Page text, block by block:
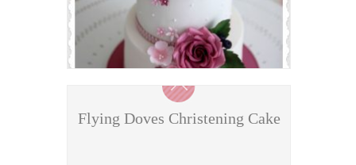
Flying Doves Christening Cake